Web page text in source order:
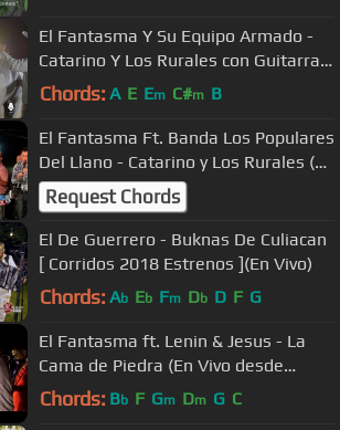
El Fantasma Y Su Equipo Armado -
Catarino Y Los Rurales con Guitarras
(En Vivo 2016)
Chords: A E Em C#m B
El Fantasma Ft. Banda Los Populares
Del Llano - Catarino y Los Rurales (En
Vivo 2016)
Request Chords
El De Guerrero - Buknas De Culiacan
[ Corridos 2018 Estrenos ](En Vivo)
Chords: Ab Eb Fm Db D F G
El Fantasma ft. Lenin & Jesus - La
Cama de Piedra (En Vivo desde
Badiraguato, Sinaloa)
Chords: Bb F Gm Dm G C